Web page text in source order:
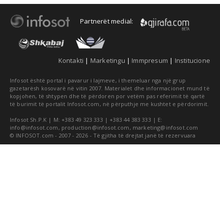
Partnerët medial:
Kontakti | Marketingu | Immpresum | Institucione
Infosot është portal i pavarur i lajmeve, i themeluar nga një grup
gazetarësh kosovarë në vitin 2007. Materialet dhe informacionet mund të
kopjohen, të shtypen dhe të përdoren por vetëm pas referimit të qartë
të burimit të portalit Infosot.com, në përputhje me kushtet e përdorimit.
Infosot Sh.P.K | M: +383 49 323 333 | +383 44 383 333 | E:
info@infosot.com , production@infosot.com , marketing@infosot.com
© INFOSOT.com - 2007 - 2026 - Të gjitha të drejtat janë të rezervuara